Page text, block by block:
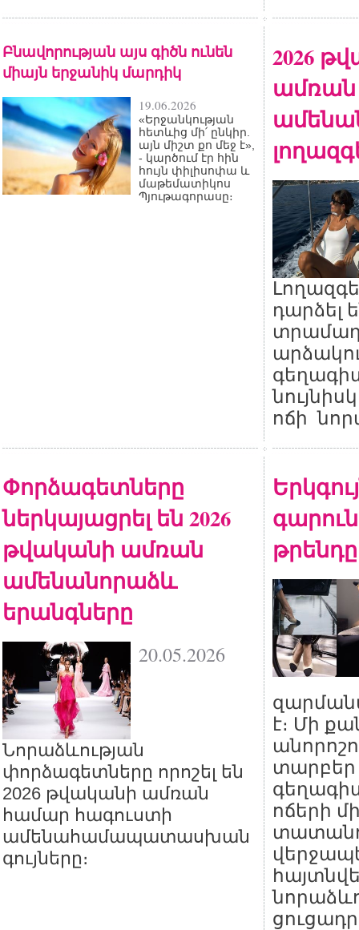
Բնավորության այս գիծն ունեն
միայն երջանիկ մարդիկ
19.06.2026
«Երջանկության
հետևից մի՛ ընկիր.
այն միշտ քո մեջ է»,
- կարծում էր հին
հույն փիլիսոփա և
մաթեմատիկոս
Պյութագորասը։
2026
ամռան
դարձել
ոճի
Փորձագետները
ներկայացրել են 2026
թվականի ամռան
ամենանորաձև
երանգները
20.05.2026
Նորաձևության
փորձագետները որոշել են
2026 թվականի ամռան
համար հագուստի
ամենահամապատասխան
գույները։
թրենդը
է։ Մի
տարբեր
ոճերի